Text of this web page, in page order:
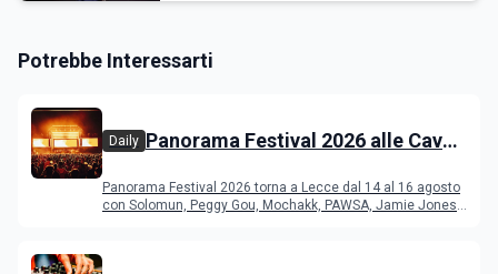
Potrebbe Interessarti
Daily Panorama Festival 2026 alle Cave
programma
Panorama Festival 2026 torna a Lecce dal 14 al 16 agosto
con Solomun, Peggy Gou, Mochakk, PAWSA, Jamie Jones